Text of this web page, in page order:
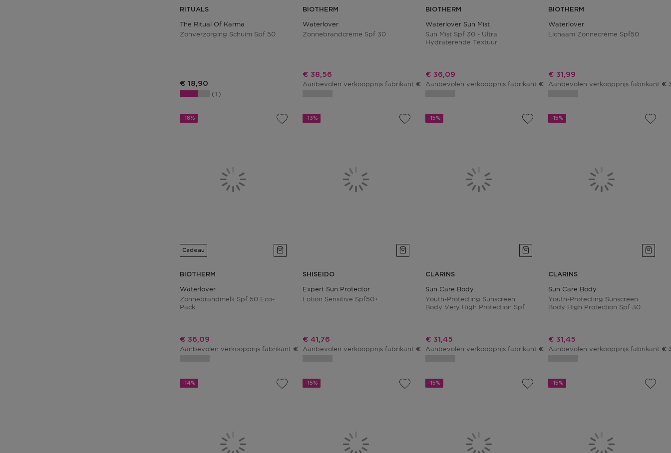
RITUALS
The Ritual Of Karma
Zonverzorging Schuim Spf 50
€ 18,90
1
BIOTHERM
Waterlover
Zonnebrandcrème Spf 30
Kortingsprijs
€ 38,56
Aanbevolen verkoopprijs fabrikant € 47,02
BIOTHERM
Waterlover Sun Mist
Sun Mist Spf 30 - Ultra
Hydraterende Textuur
Kortingsprijs
€ 36,09
Aanbevolen verkoopprijs fabrikant € 44,01
BIOTHERM
Waterlover
Lichaam Zonnecrème Spf50
Kortingsprijs
€ 31,99
Aanbevolen verkoopprijs fabrikant €
-18%
Cadeau
BIOTHERM
Waterlover
Zonnebrandmelk Spf 50 Eco-
Pack
Kortingsprijs
€ 36,09
Aanbevolen verkoopprijs fabrikant € 44,01
-13%
SHISEIDO
Expert Sun Protector
Lotion Sensitive Spf50+
Kortingsprijs
€ 41,76
Aanbevolen verkoopprijs fabrikant € 48,00
-15%
CLARINS
Sun Care Body
Youth-Protecting Sunscreen
Body Very High Protection Spf
Kortingsprijs
€ 31,45
Aanbevolen verkoopprijs fabrikant € 37,00
-15%
CLARINS
Sun Care Body
Youth-Protecting Sunscreen
Body High Protection Spf 30
Kortingsprijs
€ 31,45
Aanbevolen verkoopprijs fabrikant €
-14% -15% -15% -15%